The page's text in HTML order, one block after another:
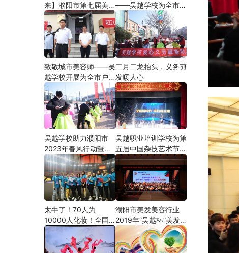
来】濮阳市第七届美发
美容行业技能大赛在市
工人文化宫隆重举行
——吴越学校为全市户
外劳动者爱心义剪
致敬城市美容师——吴
越学校开展为全市户外
劳动者爱心义剪活动
二月二龙抬头，义务剪
发暖人心
吴越学校助力濮阳市
2023年春风行动暨就
业援助月”首场新春招
聘会活动
吴越职业培训学校为第
五届中国杂技艺术节加
油添彩
太牛了！70人为
10000人化妆！全国
关注的盛事你知道吗？
濮阳市美发美容行业
2019年“吴越杯”美发
美容大赛圆满闭幕